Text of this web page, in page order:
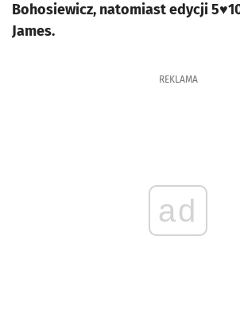
Bohosiewicz, natomiast edycji
James.
REKLAMA
ad